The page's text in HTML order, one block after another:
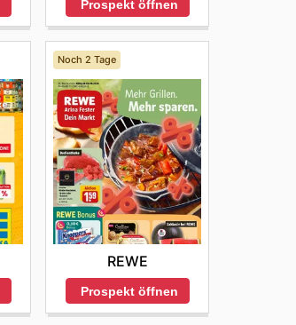
Prospekt öffnen
Noch 2 Tage
REWE
Prospekt öffnen